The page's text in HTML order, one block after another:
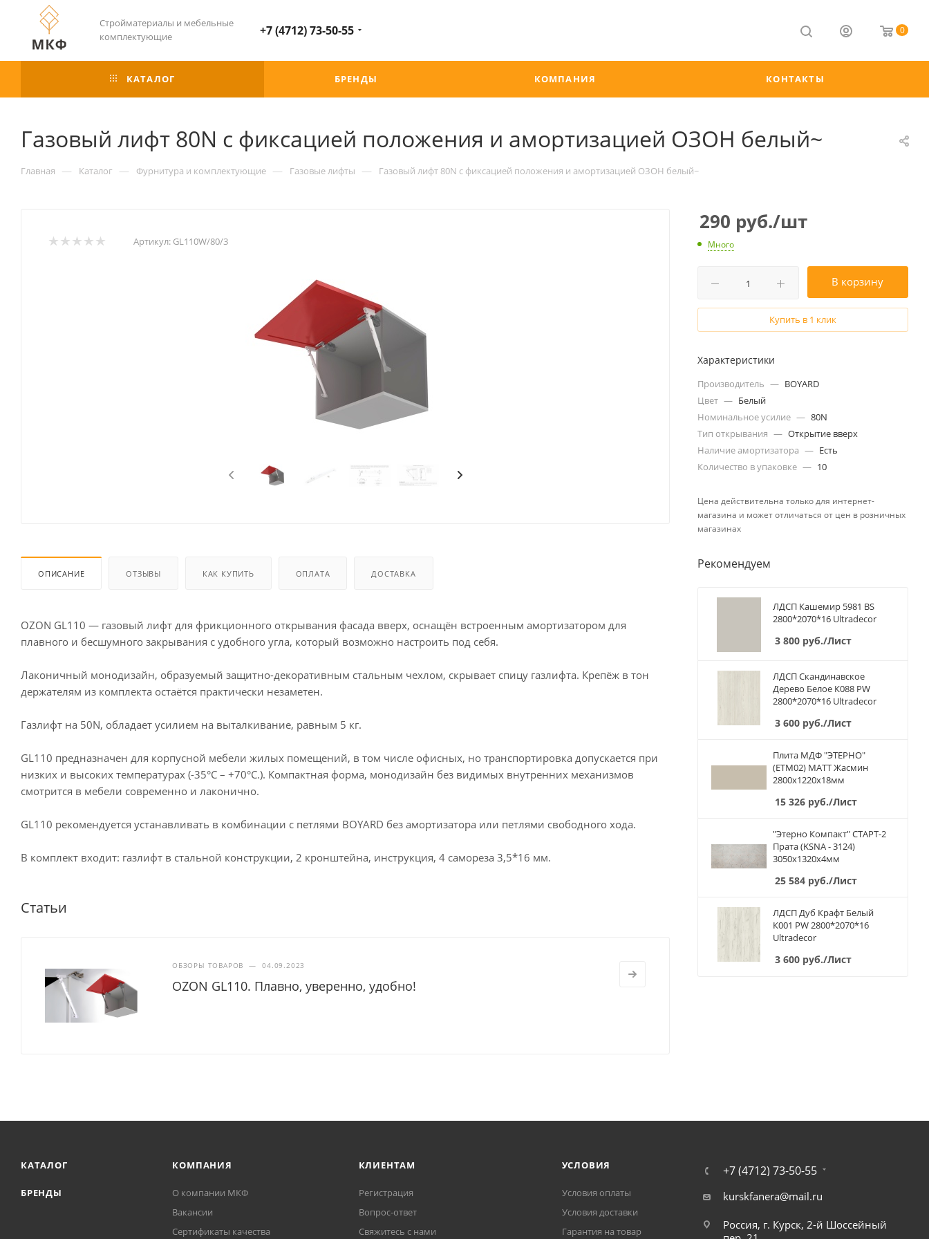
Стройматериалы и мебельные
комплектующие
+7 (4712) 73-50-55 0
КАТАЛОГ БРЕНДЫ КОМПАНИЯ КОНТАКТЫ
Газовый лифт 80N с фиксацией положения и амортизацией ОЗОН белый~
Главная — Каталог — Фурнитура и комплектующие — Газовые лифты — Газовый лифт 80N с фиксацией положения и амортизацией ОЗОН белый~
Артикул: GL110W/80/3
ОПИСАНИЕ ОТЗЫВЫ КАК КУПИТЬ ОПЛАТА ДОСТАВКА
OZON GL110 — газовый лифт для фрикционного открывания фасада вверх, оснащён встроенным амортизатором для
плавного и бесшумного закрывания с удобного угла, который возможно настроить под себя.
Лаконичный монодизайн, образуемый защитно-декоративным стальным чехлом, скрывает спицу газлифта. Крепёж в тон
держателям из комплекта остаётся практически незаметен.
Газлифт на 50N, обладает усилием на выталкивание, равным 5 кг.
GL110 предназначен для корпусной мебели жилых помещений, в том числе офисных, но транспортировка допускается при
низких и высоких температурах (-35°C – +70°C.). Компактная форма, монодизайн без видимых внутренних механизмов
смотрится в мебели современно и лаконично.
GL110 рекомендуется устанавливать в комбинации с петлями BOYARD без амортизатора или петлями свободного хода.
В комплект входит: газлифт в стальной конструкции, 2 кронштейна, инструкция, 4 самореза 3,5*16 мм.
Статьи
ОБЗОРЫ ТОВАРОВ — 04.09.2023
OZON GL110. Плавно, уверенно, удобно!
290 руб./шт
Много
В корзину
Купить в 1 клик
Характеристики
Производитель — BOYARD
Цвет — Белый
Номинальное усилие — 80N
Тип открывания — Открытие вверх
Наличие амортизатора — Есть
Количество в упаковке — 10
Цена действительна только для интернет-
магазина и может отличаться от цен в розничных
магазинах
Рекомендуем
ЛДСП Кашемир 5981 BS
2800*2070*16 Ultradecor
3 800 руб./Лист
ЛДСП Скандинавское
Дерево Белое К088 PW
2800*2070*16 Ultradecor
3 600 руб./Лист
Плита МДФ "ЭТЕРНО"
(ETM02) МАТТ Жасмин
2800х1220х18мм
15 326 руб./Лист
"Этерно Компакт" СТАРТ-2
Прата (KSNA - 3124)
3050х1320х4мм
25 584 руб./Лист
ЛДСП Дуб Крафт Белый
К001 PW 2800*2070*16
Ultradecor
3 600 руб./Лист
КАТАЛОГ
БРЕНДЫ
КОМПАНИЯ
О компании МКФ
Вакансии
Сертификаты качества
КЛИЕНТАМ
Регистрация
Вопрос-ответ
Свяжитесь с нами
УСЛОВИЯ
Условия оплаты
Условия доставки
Гарантия на товар
+7 (4712) 73-50-55
kurskfanera@mail.ru
Россия, г. Курск, 2-й Шоссейный